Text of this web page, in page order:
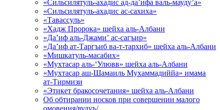
«Сильсилятуль-ахадис ад-да’ифа валь-мауду’а»
«Сильсилятуль-ахадис ас-сахиха»
«Тавассуль»
«Хадж Пророка» шейха аль-Албани
«Да’иф аль-Джами’ ас-сагъир»
«Да’иф ат-Таргъиб ва-т-тархиб» шейха аль-Албани
«Мишкатуль-масабих»
«Мухтасар аль-‘Улювв» шейха аль-Албани
«Мухтасар аш-Шамаиль Мухаммадиййа» имама
ат-Тирмизи
«Этикет бракосочетания» шейха аль-Албани
Об обтирании носков при совершении малого